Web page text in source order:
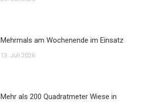
Mehrmals am Wochenende im Einsatz
13. Juli 2026
Mehr als 200 Quadratmeter Wiese in